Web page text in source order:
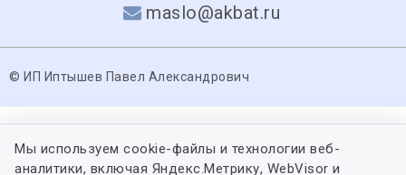
maslo@akbat.ru
© ИП Иптышев Павел Александрович
Мы используем cookie-файлы и технологии веб-
аналитики, включая Яндекс.Метрику, WebVisor и